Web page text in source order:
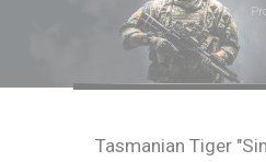
Tasmanian Tiger